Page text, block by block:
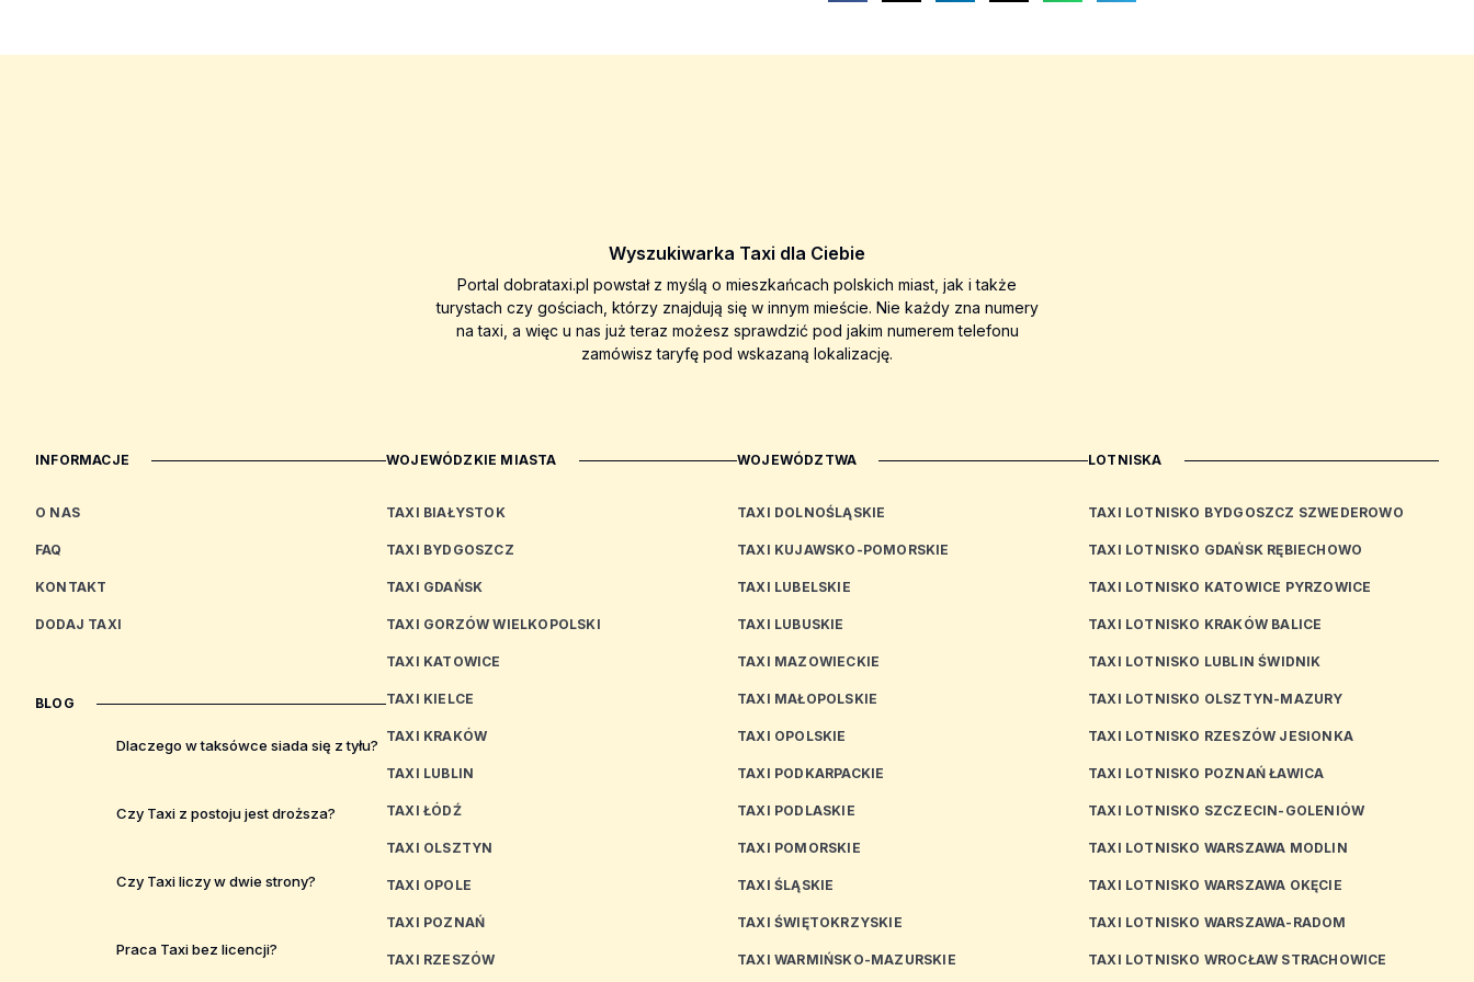
Wyszukiwarka Taxi dla Ciebie
Portal dobrataxi.pl powstał z myślą o mieszkańcach polskich miast, jak i także
turystach czy gościach, którzy znajdują się w innym mieście. Nie każdy zna numery
na taxi, a więc u nas już teraz możesz sprawdzić pod jakim numerem telefonu
zamówisz taryfę pod wskazaną lokalizację.
INFORMACJE
O NAS
FAQ
KONTAKT
DODAJ TAXI
BLOG
Dlaczego w taksówce siada się z tyłu?
Czy Taxi z postoju jest droższa?
Czy Taxi liczy w dwie strony?
Praca Taxi bez licencji?
WOJEWÓDZKIE MIASTA
TAXI BIAŁYSTOK
TAXI BYDGOSZCZ
TAXI GDAŃSK
TAXI GORZÓW WIELKOPOLSKI
TAXI KATOWICE
TAXI KIELCE
TAXI KRAKÓW
TAXI LUBLIN
TAXI ŁÓDŹ
TAXI OLSZTYN
TAXI OPOLE
TAXI POZNAŃ
TAXI RZESZÓW
WOJEWÓDZTWA
TAXI DOLNOŚLĄSKIE
TAXI KUJAWSKO-POMORSKIE
TAXI LUBELSKIE
TAXI LUBUSKIE
TAXI MAZOWIECKIE
TAXI MAŁOPOLSKIE
TAXI OPOLSKIE
TAXI PODKARPACKIE
TAXI PODLASKIE
TAXI POMORSKIE
TAXI ŚLĄSKIE
TAXI ŚWIĘTOKRZYSKIE
TAXI WARMIŃSKO-MAZURSKIE
LOTNISKA
TAXI LOTNISKO BYDGOSZCZ SZWEDEROWO
TAXI LOTNISKO GDAŃSK RĘBIECHOWO
TAXI LOTNISKO KATOWICE PYRZOWICE
TAXI LOTNISKO KRAKÓW BALICE
TAXI LOTNISKO LUBLIN ŚWIDNIK
TAXI LOTNISKO OLSZTYN-MAZURY
TAXI LOTNISKO RZESZÓW JESIONKA
TAXI LOTNISKO POZNAŃ ŁAWICA
TAXI LOTNISKO SZCZECIN-GOLENIÓW
TAXI LOTNISKO WARSZAWA MODLIN
TAXI LOTNISKO WARSZAWA OKĘCIE
TAXI LOTNISKO WARSZAWA-RADOM
TAXI LOTNISKO WROCŁAW STRACHOWICE